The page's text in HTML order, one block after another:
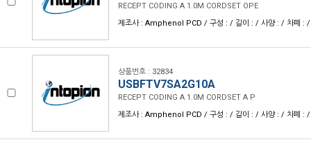
RECEPT CODING A 1.0M CORDSET OPE
제조사 : Amphenol PCD / 구성 : / 길이 : / 사양 : / 차폐 : /
상품번호 : 32834
USBFTV7SA2G10A
RECEPT CODING A 1.0M CORDSET A P
제조사 : Amphenol PCD / 구성 : / 길이 : / 사양 : / 차폐 : /